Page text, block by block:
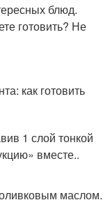
блюд.
готовить? Не
как готовить
1 слой тонкой
вместе..
маслом.